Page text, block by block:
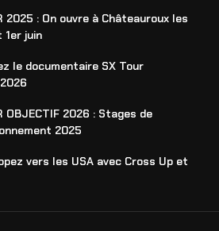
2025 : On ouvre à Châteauroux les
1er juin
le documentaire SX Tour
OBJECTIF 2026 : Stages de
2025
vers les USA avec Cross Up et